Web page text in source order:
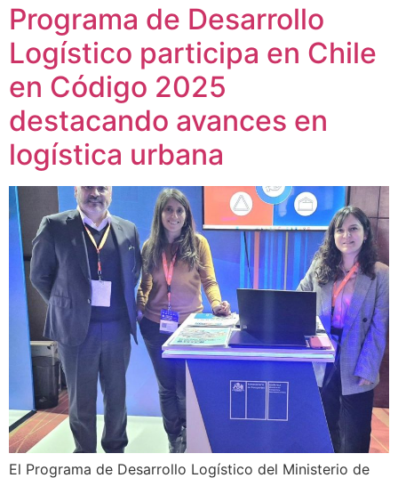
Programa de Desarrollo
Logístico participa en Chile
en Código 2025
destacando avances en
logística urbana
El Programa de Desarrollo Logístico del Ministerio de